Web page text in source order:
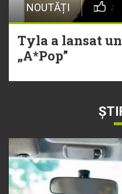
NOUTĂȚI
Tyla a lansat
„A*Pop”